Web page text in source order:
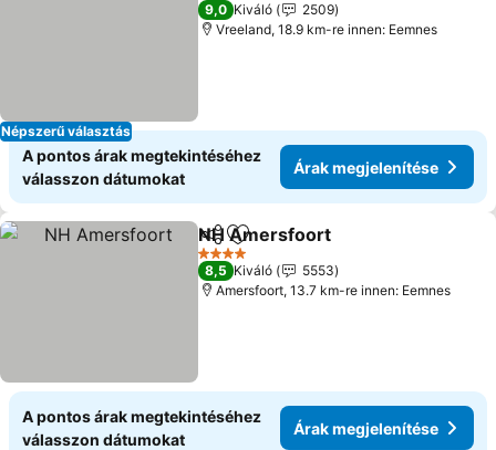
Népszerű választás
9,0 Kiváló
2509
Vreeland, 18.9 km-re innen: Eemnes
A pontos árak megtekintéséhez
válasszon dátumokat
Árak megjelenítése
Megosztás
Hozzáadás a kedvencekhez
NH Amersfoort
4 Kategória
8,5 Kiváló
5553
Amersfoort, 13.7 km-re innen: Eemnes
A pontos árak megtekintéséhez
válasszon dátumokat
Árak megjelenítése